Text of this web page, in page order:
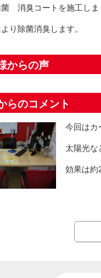
消臭コートを施工しま
り除菌消臭します。
からの声
らのコメント
今回はカ
太陽光な
効果は約